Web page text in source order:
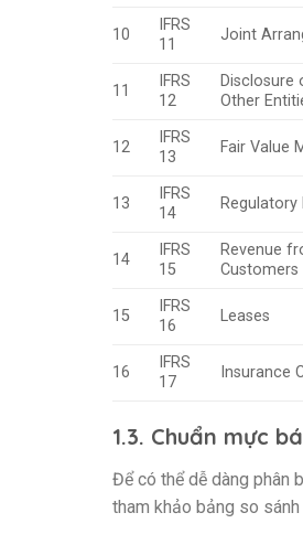
10
IFRS
11
Joint
11
IFRS
12
Disclosure
Other
12
IFRS
13
Fair Value
13
IFRS
14
14
IFRS
15
Revenue
Customers
15
IFRS
16
Leases
16
IFRS
17
Insurance
1.3. Chuẩn mực
Để có thể dễ dàng phân
tham khảo bảng so